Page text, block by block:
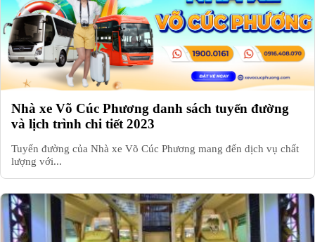
Nhà xe Võ Cúc Phương danh sách tuyến đường
và lịch trình chi tiết 2023
Tuyến đường của Nhà xe Võ Cúc Phương mang đến dịch vụ chất
lượng với...